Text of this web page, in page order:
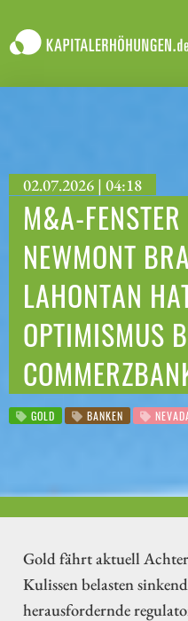
02.07.2026 | 04:18
M&A-
NEWMONT
LAHONTAN
OPTIMISMUS
GOLD BANKEN
Gold fährt aktuell
Kulissen belasten
herausfordernde